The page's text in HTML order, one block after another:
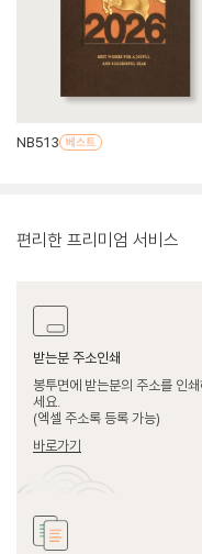
NB513
편리한 프리미엄 서비스
받는분 주소인쇄
봉투면에 받는분의 주소를 인
세요.
(엑셀 주소록 등록 가능)
바로가기